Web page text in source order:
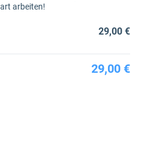
arbeiten!
29,00 €
29,00 €